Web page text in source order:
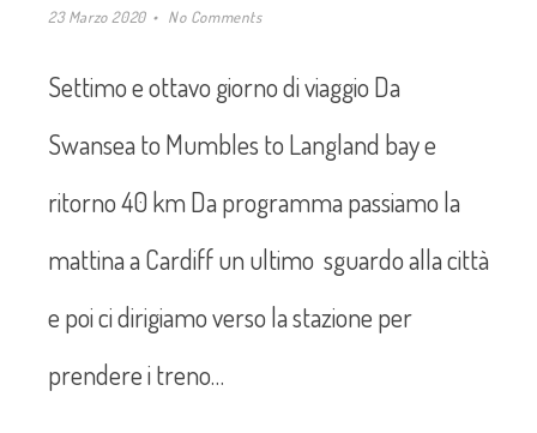
23 Marzo 2020 No Comments
Settimo e ottavo giorno di viaggio Da
Swansea to Mumbles to Langland bay e
ritorno 40 km Da programma passiamo la
mattina a Cardiff un ultimo sguardo alla città
e poi ci dirigiamo verso la stazione per
prendere i treno…